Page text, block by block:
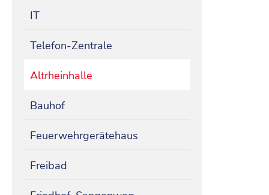
IT
Telefon-Zentrale
Altrheinhalle
Bauhof
Feuerwehrgerätehaus
Freibad